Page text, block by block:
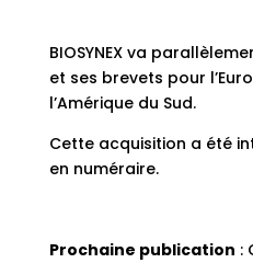
BIOSYNEX va
et ses brevets pour
l’Amérique du Sud.
Cette acquisition a été
en numéraire.
Prochaine publication :